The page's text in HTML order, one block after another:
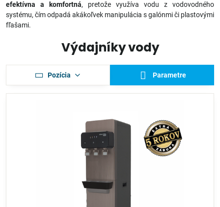
efektívna a komfortná, pretože využíva vodu z vodovodného
systému, čím odpadá akákoľvek manipulácia s galónmi či plastovými
fľašami.
Výdajníky vody
Pozícia Parametre